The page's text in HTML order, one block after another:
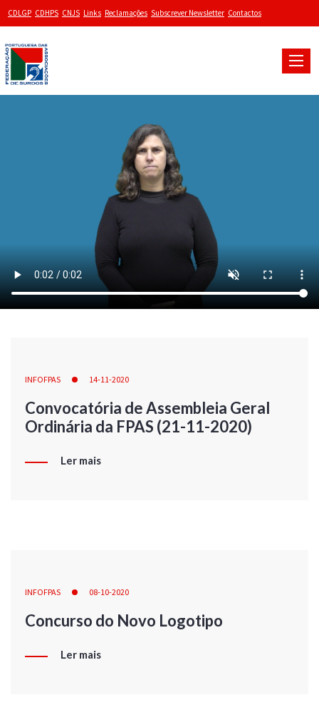
CDLGP CDHPS CNJS Links Reclamações Subscrever Newsletter Contactos
Toggle
INFOFPAS 14-11-2020
Convocatória de Assembleia Geral
Ordinária da FPAS (21-11-2020)
Ler mais
INFOFPAS 08-10-2020
Concurso do Novo Logotipo
Ler mais